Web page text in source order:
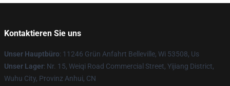
Kontaktieren Sie uns
Unser Hauptbüro: 11246 Grün Anfahrt Belleville, Wi 53508, Us
Unser Lager: Nr. 15, Weiqi Road Commercial Street, Yijiang District,
Wuhu City, Provinz Anhui, CN